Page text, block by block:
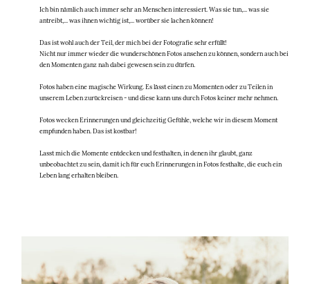
Ich bin nämlich auch immer sehr an Menschen interessiert. Was sie tun,... was sie
antreibt,... was ihnen wichtig ist,... worüber sie lachen können!
Das ist wohl auch der Teil, der mich bei der Fotografie sehr erfüllt!
Nicht nur immer wieder die wunderschönen Fotos ansehen zu können, sondern auch bei
den Momenten ganz nah dabei gewesen sein zu dürfen.
Fotos haben eine magische Wirkung. Es lässt einen zu Momenten oder zu Teilen in
unserem Leben zurückreisen - und diese kann uns durch Fotos keiner mehr nehmen.
Fotos wecken Erinnerungen und gleichzeitig Gefühle, welche wir in diesem Moment
empfunden haben. Das ist kostbar!
Lasst mich die Momente entdecken und festhalten, in denen ihr glaubt, ganz
unbeobachtet zu sein, damit ich für euch Erinnerungen in Fotos festhalte, die euch ein
Leben lang erhalten bleiben.
Kontakt
RAMONA SÜß